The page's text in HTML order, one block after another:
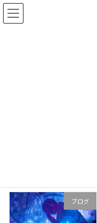
コ
ン
ナ
ビ
ブログ